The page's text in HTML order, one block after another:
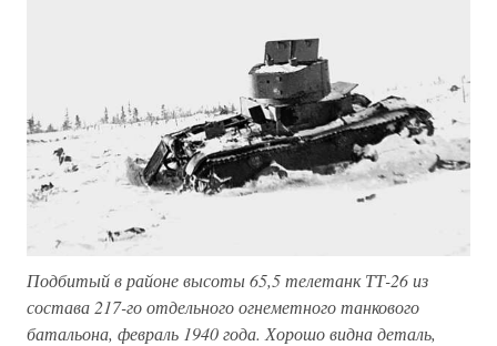
Подбитый в районе высоты 65,5 телетанк ТТ-26 из
состава 217-го отдельного огнеметного танкового
батальона, февраль 1940 года. Хорошо видна деталь,